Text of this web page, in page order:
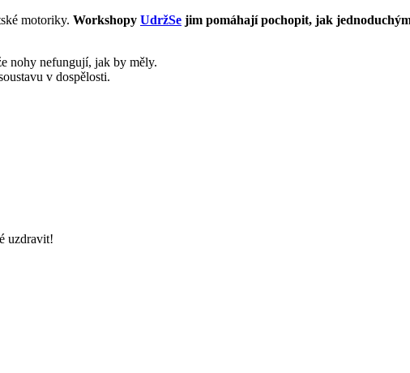
motoriky. Workshopy UdržSe jim pomáhají pochopit, jak
nohy nefungují, jak by měly.
v dospělosti.
uzdravit!